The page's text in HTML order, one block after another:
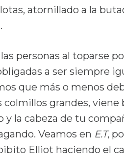
atornillado a la
personas al toparse
a ser siempre
que más o menos
grandes, viene
y la cabeza de tu
Veamos en E.T,
Elliot haciendo el